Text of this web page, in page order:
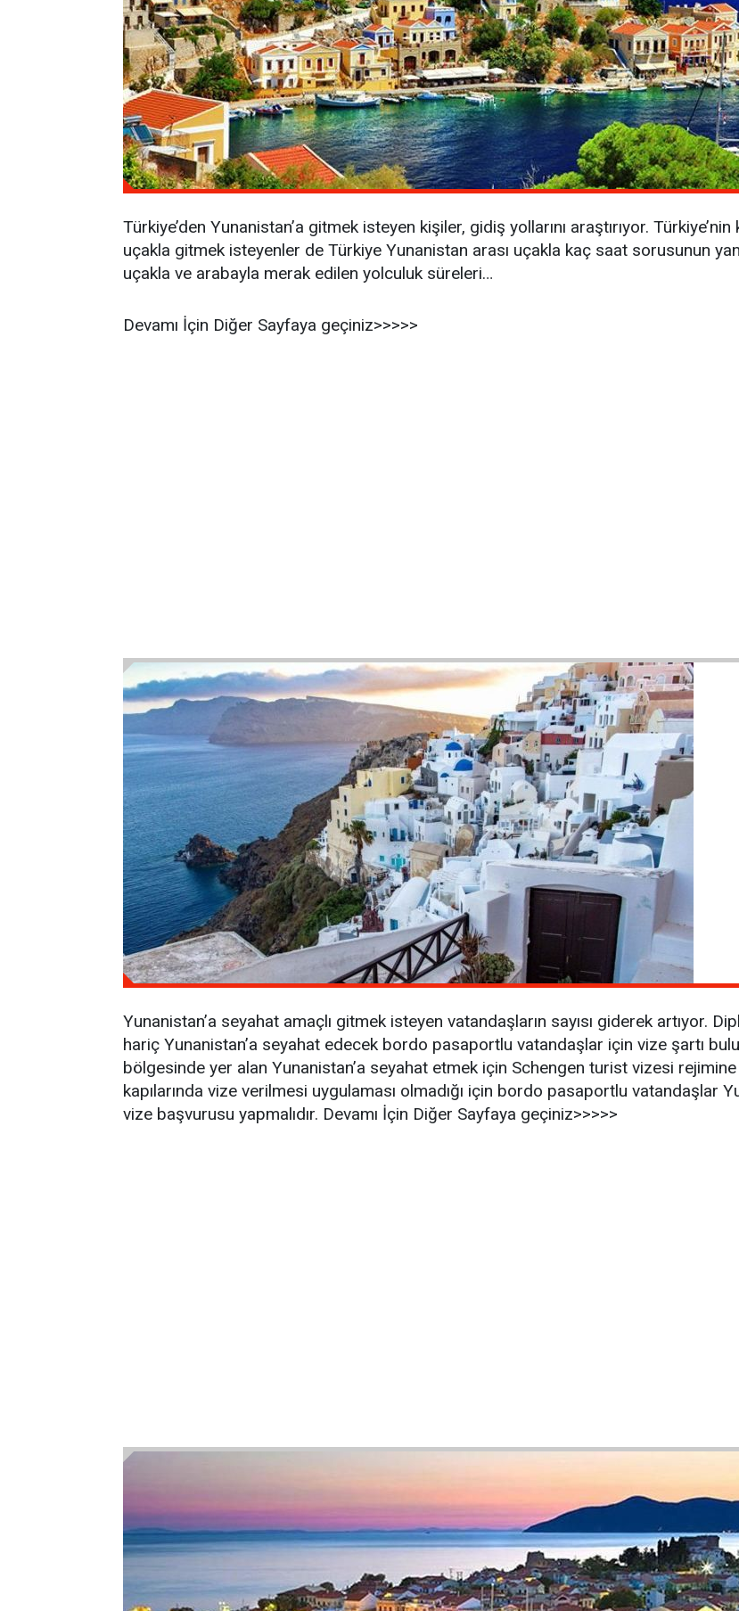
Türkiye’den Yunanistan’a gitmek isteyen kişiler, gidiş yollarını araştırıyor.
uçakla gitmek isteyenler de Türkiye Yunanistan arası uçakla kaç saat sorusunun
uçakla ve arabayla merak edilen yolculuk süreleri…
Devamı İçin Diğer Sayfaya geçiniz>>>>>
Yunanistan’a seyahat amaçlı gitmek isteyen vatandaşların sayısı giderek artıyor.
hariç Yunanistan’a seyahat edecek bordo pasaportlu vatandaşlar için vize şartı
bölgesinde yer alan Yunanistan’a seyahat etmek için Schengen turist vizesi rejimine
kapılarında vize verilmesi uygulaması olmadığı için bordo pasaportlu vatandaşlar
vize başvurusu yapmalıdır. Devamı İçin Diğer Sayfaya geçiniz>>>>>